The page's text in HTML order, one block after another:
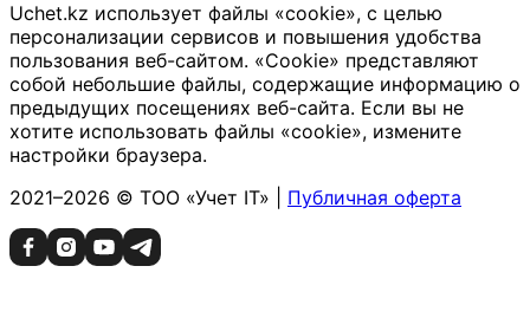
Uchet.kz использует файлы «cookie», с целью
персонализации сервисов и повышения удобства
пользования веб-сайтом. «Cookie» представляют
собой небольшие файлы, содержащие информацию о
предыдущих посещениях веб-сайта. Если вы не
хотите использовать файлы «cookie», измените
настройки браузера.
2021–2026 © ТОО «Учет IT» | Публичная оферта